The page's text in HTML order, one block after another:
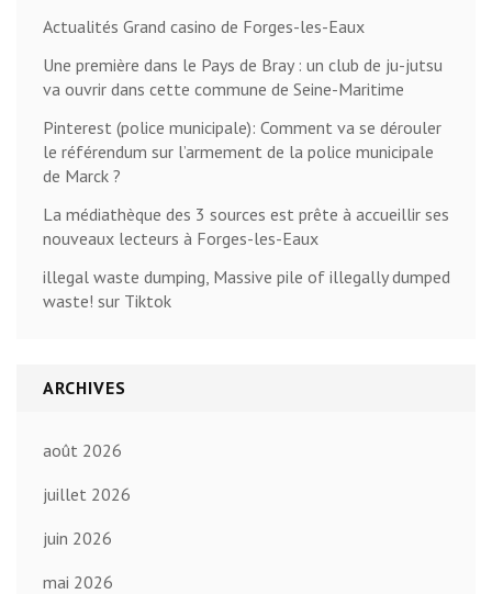
Actualités Grand casino de Forges-les-Eaux
Une première dans le Pays de Bray : un club de ju-jutsu
va ouvrir dans cette commune de Seine-Maritime
Pinterest (police municipale): Comment va se dérouler
le référendum sur l’armement de la police municipale
de Marck ?
La médiathèque des 3 sources est prête à accueillir ses
nouveaux lecteurs à Forges-les-Eaux
illegal waste dumping, Massive pile of illegally dumped
waste! sur Tiktok
ARCHIVES
août 2026
juillet 2026
juin 2026
mai 2026